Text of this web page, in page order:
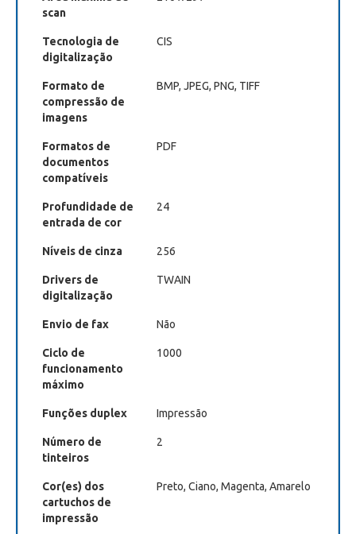
scan
Tecnologia de
digitalização
CIS
Formato de
compressão de
imagens
BMP, JPEG, PNG, TIFF
Formatos de
documentos
compatíveis
PDF
Profundidade de
entrada de cor
24
Níveis de cinza 256
Drivers de
digitalização
TWAIN
Envio de fax Não
Ciclo de
funcionamento
máximo
1000
Funções duplex Impressão
Número de
tinteiros
2
Cor(es) dos
cartuchos de
impressão
Preto, Ciano, Magenta, Amarelo